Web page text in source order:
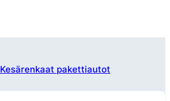
Kesärenkaat pakettiautot